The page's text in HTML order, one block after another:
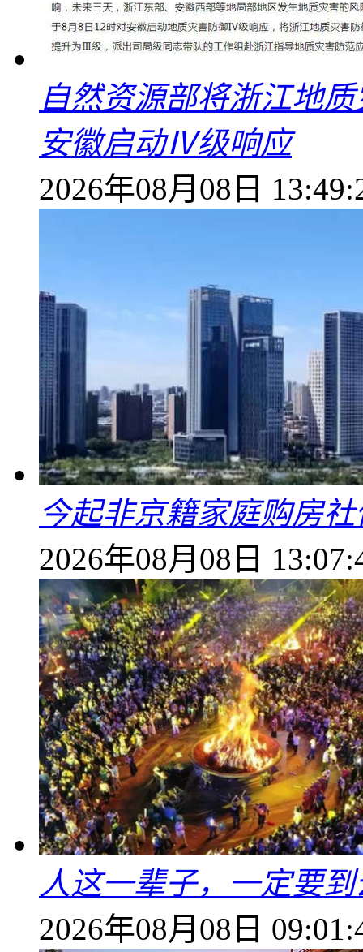
自然资源部将浙江地
安徽启动Ⅳ级响应
2026年08月08日
今起非京籍家庭购房
2026年08月08日
人这一辈子，一定要
2026年08月08日